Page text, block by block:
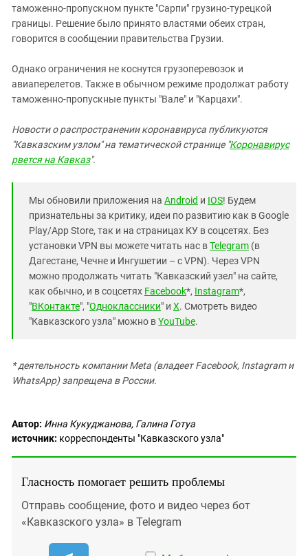
таможенно-пропускном пункте "Сарпи" грузино-турецкой
границы. Решение было принято властями обеих стран,
говорится в сообщении правительства Грузии.
Однако ограничения не коснутся грузоперевозок и
авиаперелетов. Также в обычном режиме продолжат работу
таможенно-пропускные пункты "Вале" и "Карцахи".
Новости о распространении коронавируса публикуются
"Кавказским узлом" на тематической странице "Коронавирус
рвется на Кавказ".
Мы обновили приложения на Android и IOS! Будем
признательны за критику, идеи по развитию как в Google
Play/App Store, так и на страницах КУ в соцсетях. Без
установки VPN вы можете читать нас вTelegram (в
Дагестане, Чечне и Ингушетии – с VPN). Через VPN
можно продолжать читать "Кавказский узел" на сайте,
как обычно, и в соцсетях Facebook*, Instagram*,
"ВКонтакте", "Одноклассники" и X. Смотреть видео
"Кавказского узла" можно вYouTube.
* деятельность компании Meta (владеет Facebook, Instagram и
WhatsApp) запрещена в России.
Автор: Инна Кукуджанова, Галина Готуа
источник: корреспонденты "Кавказского узла"
Гласность помогает решить проблемы
Отправь сообщение, фото и видео через бот
«Кавказского узла» в Telegram